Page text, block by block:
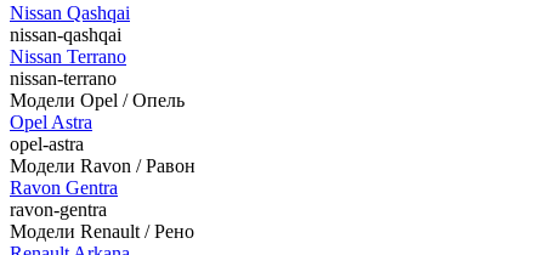
Nissan Qashqai
nissan-qashqai
Nissan Terrano
nissan-terrano
Модели Opel / Опель
Opel Astra
opel-astra
Модели Ravon / Равон
Ravon Gentra
ravon-gentra
Модели Renault / Рено